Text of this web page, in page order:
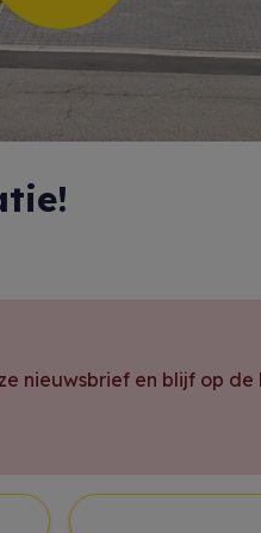
nieuwsbrief en blijf op de